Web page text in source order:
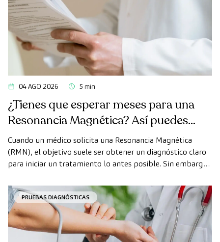
04 AGO 2026 5 min
¿Tienes que esperar meses para una
Resonancia Magnética? Así puedes
realizarte la prueba de forma rápida
como paciente privado
Cuando un médico solicita una Resonancia Magnética
(RMN), el objetivo suele ser obtener un diagnóstico claro
para iniciar un tratamiento lo antes posible. Sin embargo,
pueden demorarse más de lo deseado.
PRUEBAS DIAGNÓSTICAS